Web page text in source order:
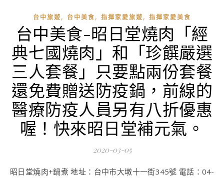
台中旅遊, 台中美食, 指揮家愛旅遊, 指揮家愛美食
台中美食-昭日堂燒肉「經
典七國燒肉」和「珍饌嚴選
三人套餐」只要點兩份套餐
還免費贈送防疫鍋，前線的
醫療防疫人員另有八折優惠
喔！快來昭日堂補元氣。
2020-03-05
昭日堂燒肉+鍋煮 地址：台中市大墩十一街345號 電話：04-